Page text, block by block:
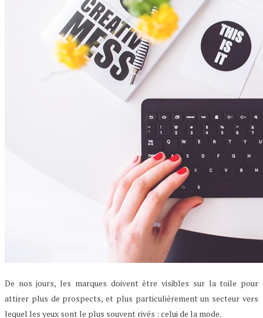
De nos jours, les marques doivent être visibles sur la toile pour
attirer plus de prospects, et plus particulièrement un secteur vers
lequel les yeux sont le plus souvent rivés : celui de la mode.